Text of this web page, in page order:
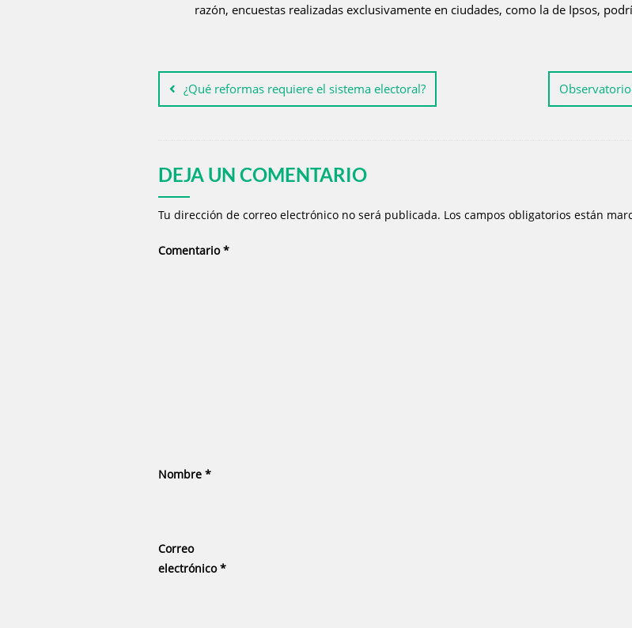
razón, encuestas realizadas exclusivamente en ciudades, como la de Ipsos,
¿Qué reformas requiere el sistema electoral?
DEJA UN COMENTARIO
Tu dirección de correo electrónico no será publicada. Los campos obligatorios están
Comentario*
Nombre *
Correo
electrónico*